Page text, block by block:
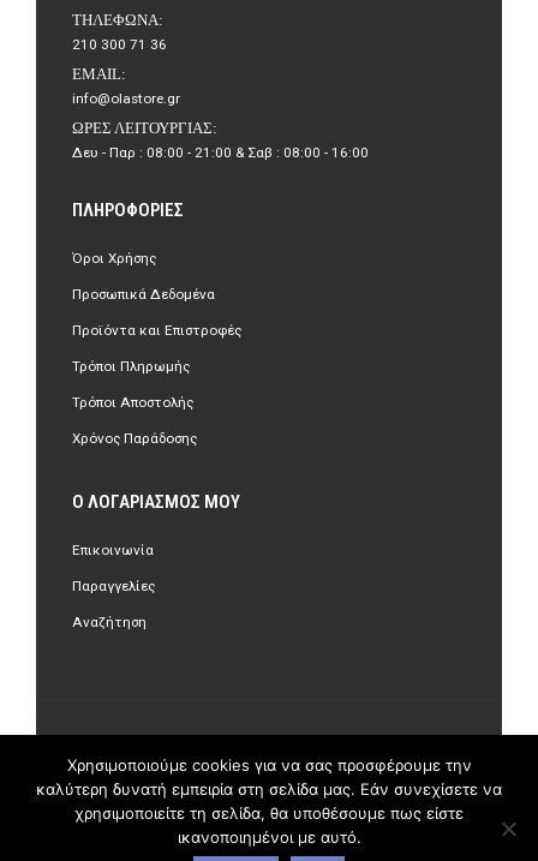
ΤΗΛΈΦΩΝΑ:
210 300 71 36
EMAIL:
info@olastore.gr
ΏΡΕΣ ΛΕΙΤΟΥΡΓΊΑΣ:
Δευ - Παρ : 08:00 - 21:00 & Σαβ : 08:00 - 16:00
ΠΛΗΡΟΦΟΡΊΕΣ
Όροι Χρήσης
Προσωπικά Δεδομένα
Προϊόντα και Επιστροφές
Τρόποι Πληρωμής
Τρόποι Αποστολής
Χρόνος Παράδοσης
Ο ΛΟΓΑΡΙΑΣΜΌΣ ΜΟΥ
Επικοινωνία
Παραγγελίες
Αναζήτηση
Χρησιμοποιούμε cookies για να σας προσφέρουμε την
καλύτερη δυνατή εμπειρία στη σελίδα μας. Εάν συνεχίσετε να
χρησιμοποιείτε τη σελίδα, θα υποθέσουμε πως είστε
ικανοποιημένοι με αυτό.